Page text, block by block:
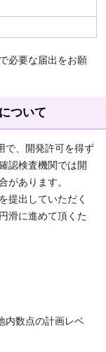
必要な届出をお願
ついて
で、開発許可を得ず
認検査機関では開
があります。
提出していただく
滑に進めて頂くた
内数点の計画レベ